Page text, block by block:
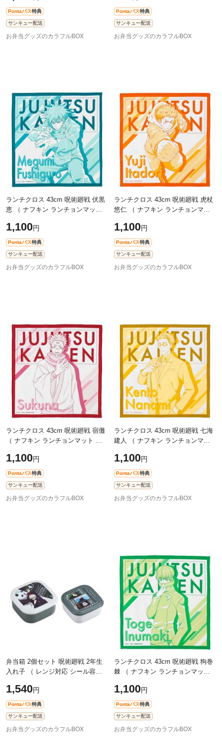
稚
Pontaパス特典
サンキュー配送
お弁当グッズのカラフルBOX
Pontaパス特典
サンキュー配送
お弁当グッズのカラフルBOX
ランチクロス 43cm 呪術廻戦 伏黒
恵 （ ナフキン ランチョンマット
ッズ ふしぐろめぐみ 給食 幼稚園
1,100円
Pontaパス特典
サンキュー配送
お弁当グッズのカラフルBOX
ランチクロス 43cm 呪術廻戦 虎杖
悠仁 （ ナフキン ランチョンマッ
グッズ いたどりゆうじ 給食 幼稚
園
1,100円
Pontaパス特典
サンキュー配送
お弁当グッズのカラフルBOX
ランチクロス 43cm 呪術廻戦 宿儺
（ ナフキン ランチョンマット 弁
ズ 両面宿儺 りょうめんしゅくな
給
1,100円
Pontaパス特典
サンキュー配送
お弁当グッズのカラフルBOX
ランチクロス 43cm 呪術廻戦 七海
建人 （ ナフキン ランチョンマッ
グッズ ななみけんと 給食 幼稚園
1,100円
Pontaパス特典
サンキュー配送
お弁当グッズのカラフルBOX
弁当箱 2個セット 呪術廻戦 2年生
入れ子 （ レンジ対応 シール容器
禪院真希 狗巻棘 パンダ レンジOK
1,540円
Pontaパス特典
サンキュー配送
お弁当グッズのカラフルBOX
ランチクロス 43cm 呪術廻戦 狗巻
棘 （ ナフキン ランチョンマット
ッズ いぬまきとげ 給食 幼稚園 保
1,100円
Pontaパス特典
サンキュー配送
お弁当グッズのカラフルBOX